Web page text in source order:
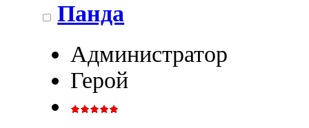
Панда
Администратор
Герой